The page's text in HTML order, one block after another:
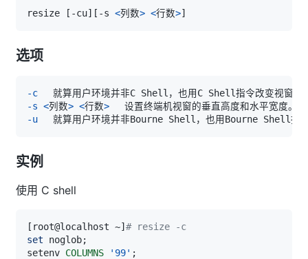
resize [ -cu] [ -s <列数> <行数>]
选项
-c
-s <列数> <行数>
-u
实例
使用 C shell
[ root@localhost ~] # resize -c
set noglob;
setenv COLUMNS '99' ;